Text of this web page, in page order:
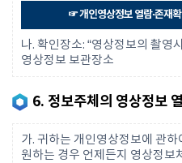
☞ 개인영상정보 열람·존재
나. 확인장소: “영상정보의 촬영
영상정보 보관장소
6. 정보주체의 영상정보
가. 귀하는 개인영상정보에 관
원하는 경우 언제든지 영상정보